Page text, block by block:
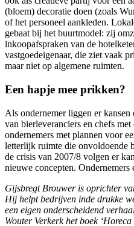
(bloem) decoratie doen (zoals
of het personeel aankleden.
gebaat bij het buurtmodel: zij
inkoopafspraken van de
vastgoedeigenaar, die ziet vaak
maar niet op algemene ruimten.
Een hapje mee prikken?
Als ondernemer liggen er
van bierleveranciers en chefs
ondernemers met plannen voor
letterlijk ruimte die onvoldoende
de crisis van 2007/8 volgen er
nieuwe concepten.
Gijsbregt Brouwer is oprichter
Hij helpt bedrijven inde drukke
een eigen onderscheidend
Wouter Verkerk het boek